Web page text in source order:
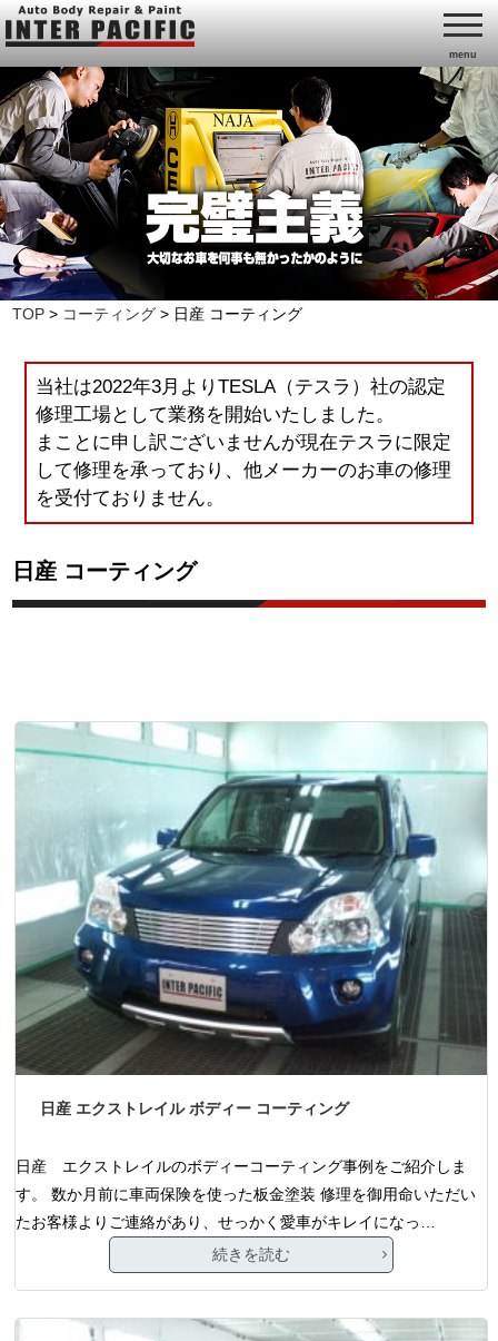
menu
TOP > コーティング > 日産 コーティング
当社は2022年3月よりTESLA（テスラ）社の認定
修理工場として業務を開始いたしました。
まことに申し訳ございませんが現在テスラに限定
して修理を承っており、他メーカーのお車の修理
を受付ておりません。
日産 コーティング
日産 エクストレイル ボディー コーティング
日産 エクストレイルのボディーコーティング事例をご紹介しま
す。 数か月前に車両保険を使った板金塗装 修理を御用命いただい
たお客様よりご連絡があり、せっかく愛車がキレイになっ…
続きを読む